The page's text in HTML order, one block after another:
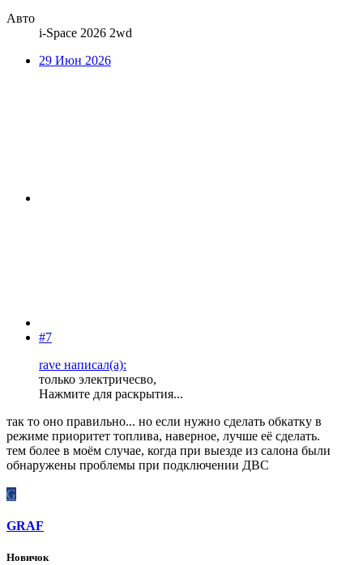
Авто
i-Space 2026 2wd
29 Июн 2026
#7
rave написал(а):
только электричесво,
Нажмите для раскрытия...
так то оно правильно... но если нужно сделать обкатку в
режиме приоритет топлива, наверное, лучше её сделать.
тем более в моём случае, когда при выезде из салона были
обнаружены проблемы при подключении ДВС
G
GRAF
Новичок